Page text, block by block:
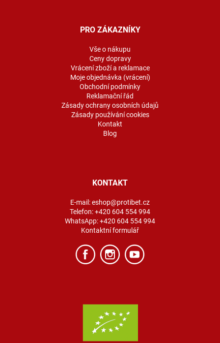
PRO ZÁKAZNÍKY
Vše o nákupu
Ceny dopravy
Vrácení zboží a reklamace
Moje objednávka (vrácení)
Obchodní podmínky
Reklamační řád
Zásady ochrany osobních údajů
Zásady používání cookies
Kontakt
Blog
KONTAKT
E-mail:eshop@protibet.cz
Telefon:+420 604 554 994
WhatsApp:+420 604 554 994
Kontaktní formulář